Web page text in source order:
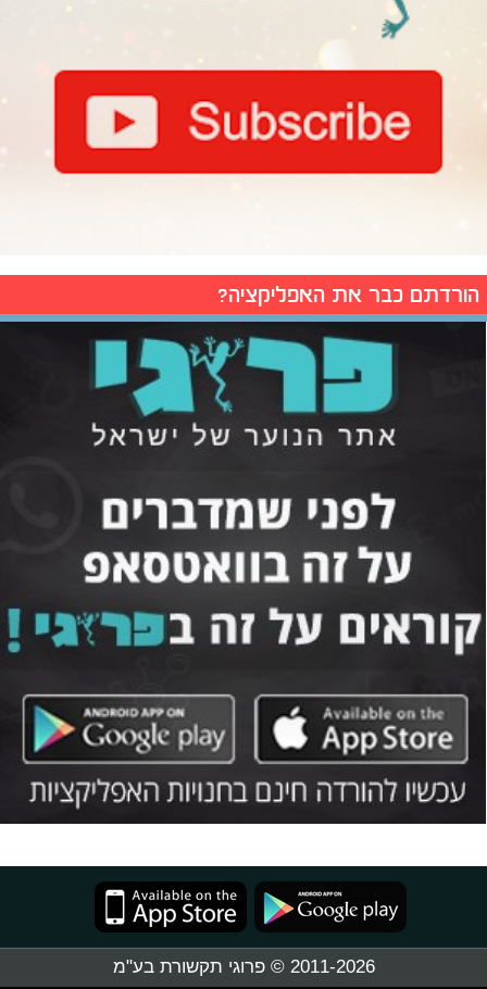
הורדתם כבר את האפליקציה?
2011-2026 © פרוגי תקשורת בע"מ